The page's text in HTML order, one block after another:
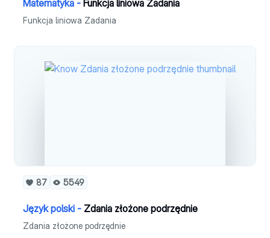
Matematyka - Funkcja liniowa Zadania
Funkcja liniowa Zadania
87 5549
Język polski - Zdania złożone podrzędnie
Zdania złożone podrzędnie